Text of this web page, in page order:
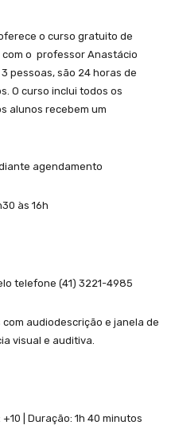
o curso gratuito de
o professor Anastácio
pessoas, são 24 horas de
O curso inclui todos os
alunos recebem um
agendamento
às 16h
telefone (41) 3221-4985
com audiodescrição e janela de
visual e auditiva.
| Duração: 1h 40 minutos